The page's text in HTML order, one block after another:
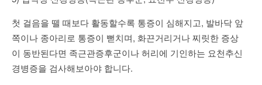
첫 걸음을 뗄 때보다 활동할수록 통증이 심해지고, 발바닥 앞
쪽이나 종아리로 통증이 뻗치며, 화끈거리거나 찌릿한 증상
이 동반된다면 족근관증후군이나 허리에 기인하는 요천추신
경병증을 검사해보아야 합니다.